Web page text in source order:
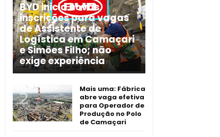
BYD inicia novas
inscrições para vagas
de Assistente de
Logística em Camaçari
e Simões Filho; não
exige experiência
Mais uma: Fábrica
abre vaga efetiva
para Operador de
Produção no Polo
de Camaçari